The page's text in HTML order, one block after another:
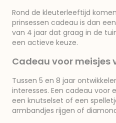
Rond de kleuterleeftijd
prinsessen cadeau is dan
van 4 jaar dat graag in de
een actieve keuze.
Cadeau voor meisjes
Tussen 5 en 8 jaar
interesses. Een cadeau voor
een knutselset of een
armbandjes rijgen of